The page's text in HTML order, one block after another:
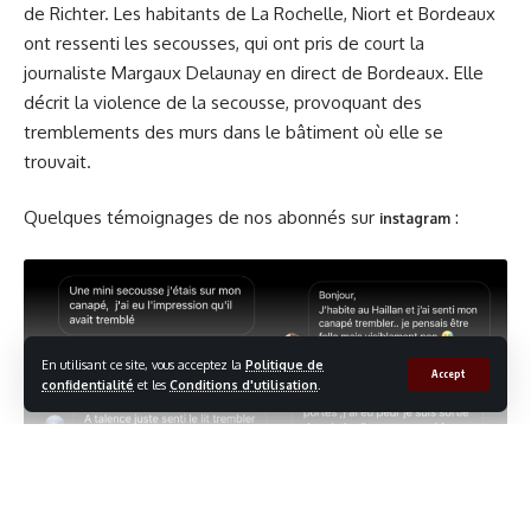
En utilisant ce site, vous acceptez la Politique de
confidentialité et les Conditions d'utilisation
Accept
de Richter. Les habitants de La Rochelle, Niort et Bordeaux
ont ressenti les secousses, qui ont pris de court la
journaliste Margaux Delaunay en direct de Bordeaux. Elle
décrit la violence de la secousse, provoquant des
tremblements des murs dans le bâtiment où elle se
trouvait.
Quelques témoignages de nos abonnés sur instagram :